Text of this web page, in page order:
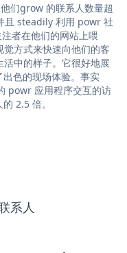
们grow 的联系人数量超
且 steadily 利用 powr 社
者在他们的网站上喂
方式来快速向他们的客
中的样子。它很好地展
色的现场体验。事实
powr 应用程序交互的访
2.5 倍。
系人